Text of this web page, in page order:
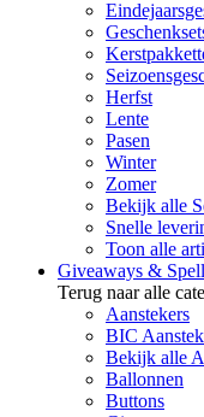
Herfst
Lente
Pasen
Winter
Zomer
Bekijk alle
Snelle
Toon alle
Giveaways &
Terug naar alle
Aanstekers
BIC
Bekijk alle
Ballonnen
Buttons